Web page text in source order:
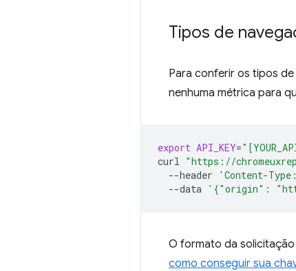
Tipos de
Para conferir os tipos
nenhuma métrica para
export API_KEY=
curl "https://
--header
'Content-
--data '{"origin":
O formato da
como conseguir sua